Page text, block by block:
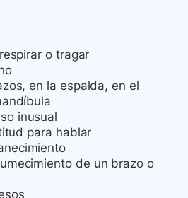
o tragar
en la espalda, en el
inusual
para hablar
de un brazo o